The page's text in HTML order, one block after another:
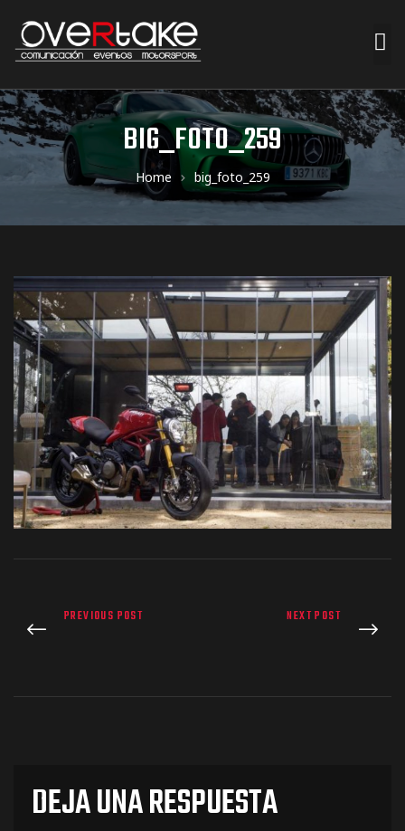
BIG_FOTO_259
Home big_foto_259
PREVIOUS POST NEXT POST
DEJA UNA RESPUESTA
de